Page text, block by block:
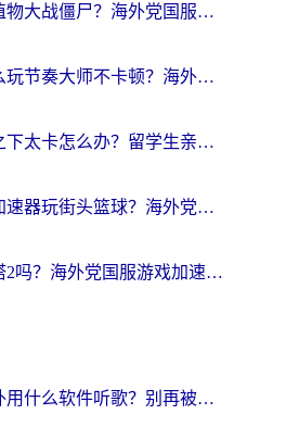
欧洲如何玩植物大战僵尸？海外党国服游戏加速避坑指南（附实测对比）
澳大利亚怎么玩节奏大师不卡顿？海外党国服游戏加速终极指南
国外打鸿图之下太卡怎么办？留学生亲测有效的国服游戏加速方案
日本用什么加速器玩街头篮球？海外党国服游戏不卡顿的终极攻略
外国人打刀塔2吗？海外党国服游戏加速避坑全攻略
中国人在国外用什么软件听歌？别再被地域限制卡脖子，这篇教你轻松解锁国内音乐库